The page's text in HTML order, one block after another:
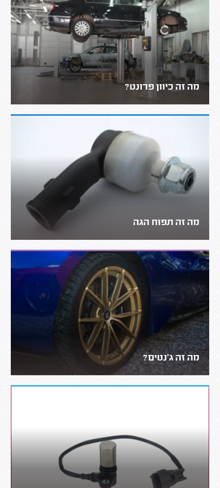
מה זה כיוון פרונט?
מה זה תפוח הגה
מה זה ג'נטים?